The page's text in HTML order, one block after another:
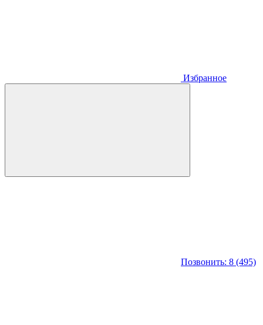
Избранное
Позвонить: 8 (495)